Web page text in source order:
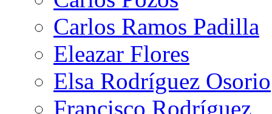
Carlos Ramos Padilla
Eleazar Flores
Elsa Rodríguez Osorio
Francisco Rodríguez